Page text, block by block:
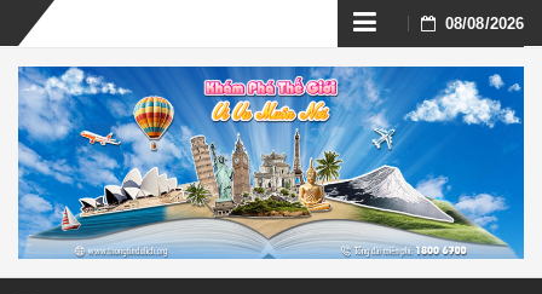
Skip
to
content
08/08/2026